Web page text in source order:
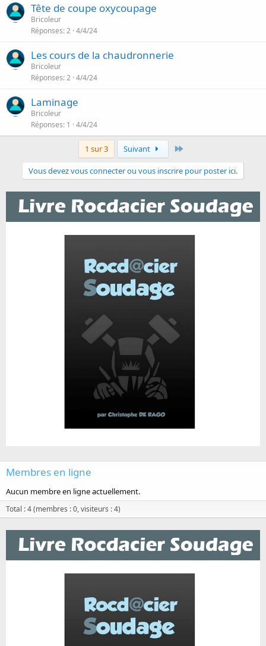
Tête de coupe oxycoupage
Bricoleur
Réponses 2 4/4/24
Les cours de la chaudronnerie
Bricoleur
Réponses 2 4/4/24
Laminage
Bricoleur
Réponses 1 4/4/24
1 sur 3 Suivant
Vous devez vous connecter ou vous inscrire pour poster ici.
Membres en ligne
Aucun membre en ligne actuellement.
Total : 4 (membres : 0, visiteurs : 4)